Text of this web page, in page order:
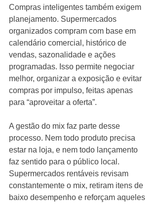
Compras inteligentes também exigem
planejamento. Supermercados
organizados compram com base em
calendário comercial, histórico de
vendas, sazonalidade e ações
programadas. Isso permite negociar
melhor, organizar a exposição e evitar
compras por impulso, feitas apenas
para “aproveitar a oferta”.
A gestão do mix faz parte desse
processo. Nem todo produto precisa
estar na loja, e nem todo lançamento
faz sentido para o público local.
Supermercados rentáveis revisam
constantemente o mix, retiram itens de
baixo desempenho e reforçam aqueles